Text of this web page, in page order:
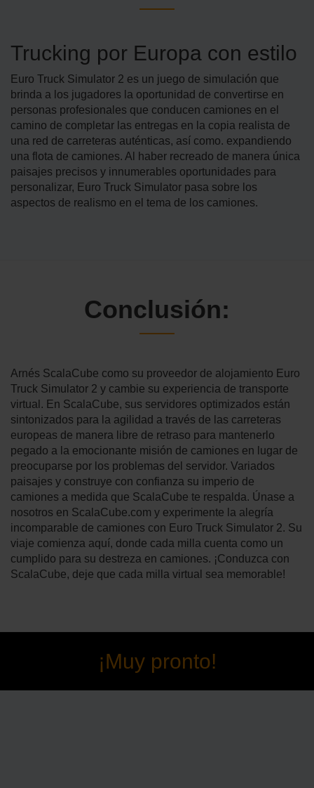
Trucking por Europa con estilo
Euro Truck Simulator 2 es un juego de simulación que
brinda a los jugadores la oportunidad de convertirse en
personas profesionales que conducen camiones en el
camino de completar las entregas en la copia realista de
una red de carreteras auténticas, así como. expandiendo
una flota de camiones. Al haber recreado de manera única
paisajes precisos y innumerables oportunidades para
personalizar, Euro Truck Simulator pasa sobre los
aspectos de realismo en el tema de los camiones.
Conclusión:
Arnés ScalaCube como su proveedor de alojamiento Euro
Truck Simulator 2 y cambie su experiencia de transporte
virtual. En ScalaCube, sus servidores optimizados están
sintonizados para la agilidad a través de las carreteras
europeas de manera libre de retraso para mantenerlo
pegado a la emocionante misión de camiones en lugar de
preocuparse por los problemas del servidor. Variados
paisajes y construye con confianza su imperio de
camiones a medida que ScalaCube te respalda. Únase a
nosotros en ScalaCube.com y experimente la alegría
incomparable de camiones con Euro Truck Simulator 2. Su
viaje comienza aquí, donde cada milla cuenta como un
cumplido para su destreza en camiones. ¡Conduzca con
ScalaCube, deje que cada milla virtual sea memorable!
¡Muy pronto!